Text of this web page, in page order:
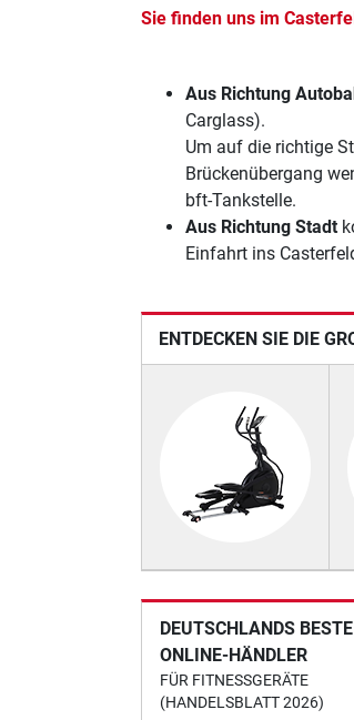
Sie finden uns im
Aus Richtung
Carglass).
Um auf die richtige
Brückenübergang
bft-Tankstelle.
Aus Richtung Stadt
Einfahrt ins
ENTDECKEN SIE DIE
DEUTSCHLANDS BESTE
ONLINE-HÄNDLER
FÜR FITNESSGERÄTE
(HANDELSBLATT 2026)